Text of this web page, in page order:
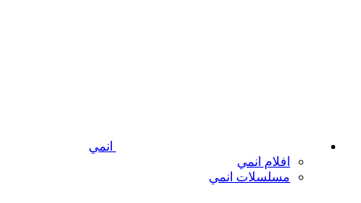
انمي
افلام انمي
مسلسلات انمي